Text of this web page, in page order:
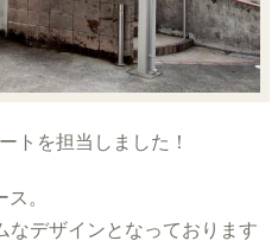
トを担当しました！
。
なデザインとなっております